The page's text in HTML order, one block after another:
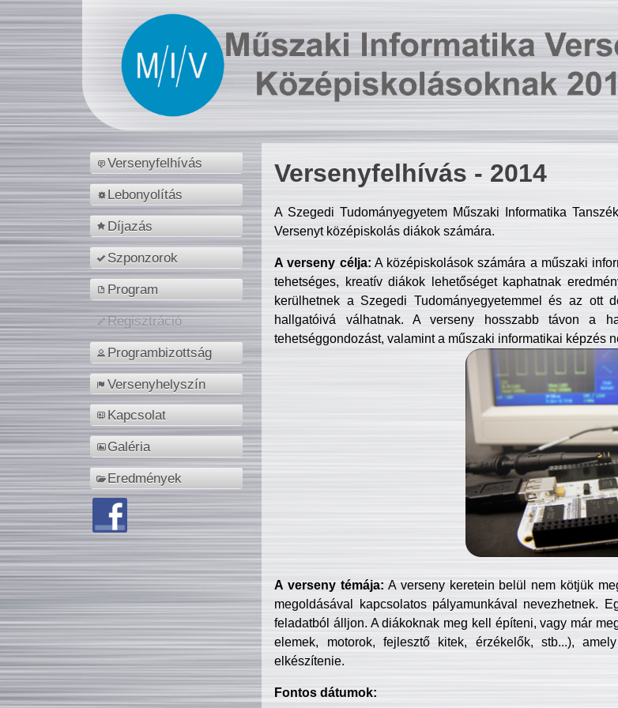
Versenyfelhívás
Lebonyolítás
Díjazás
Szponzorok
Program
Regisztráció
Programbizottság
Versenyhelyszín
Kapcsolat
Galéria
Eredmények
Versenyfelhívás - 2014
A Szegedi Tudományegyetem Műszaki Informatika
Versenyt középiskolás diákok számára.
A verseny célja: A középiskolások számára a műszaki
tehetséges, kreatív diákok lehetőséget kaphatnak
kerülhetnek a Szegedi Tudományegyetemmel és az ott
hallgatóivá válhatnak. A verseny hosszabb távon a
tehetséggondozást, valamint a műszaki informatikai képzés
A verseny témája: A verseny keretein belül nem kötjük
megoldásával kapcsolatos pályamunkával nevezhetnek.
feladatból álljon. A diákoknak meg kell építeni, vagy már
elemek, motorok, fejlesztő kitek, érzékelők, stb...),
elkészítenie.
Fontos dátumok: